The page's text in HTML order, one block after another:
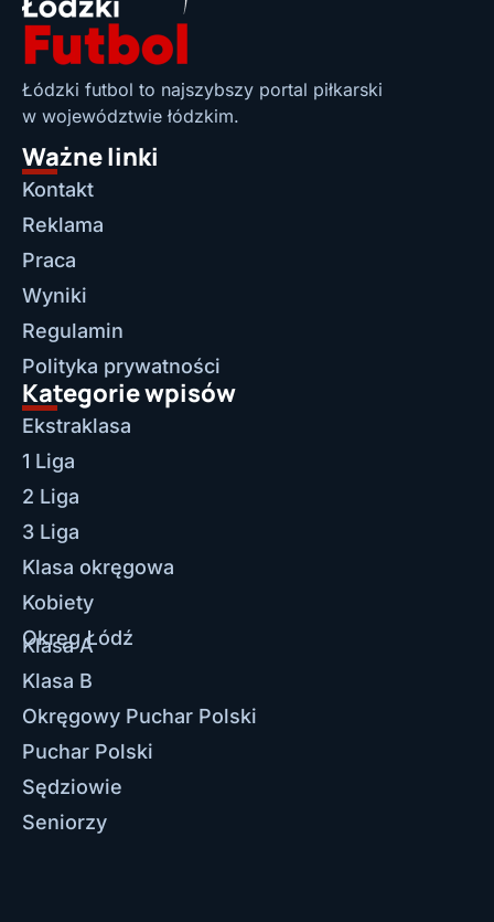
Łódzki futbol to najszybszy portal piłkarski
w województwie łódzkim.
Ważne linki
Kontakt
Reklama
Praca
Wyniki
Regulamin
Polityka prywatności
Kategorie wpisów
Ekstraklasa
1 Liga
2 Liga
3 Liga
Klasa okręgowa
Kobiety
Okręg Łódź
Klasa A
Klasa B
Okręgowy Puchar Polski
Puchar Polski
Sędziowie
Seniorzy